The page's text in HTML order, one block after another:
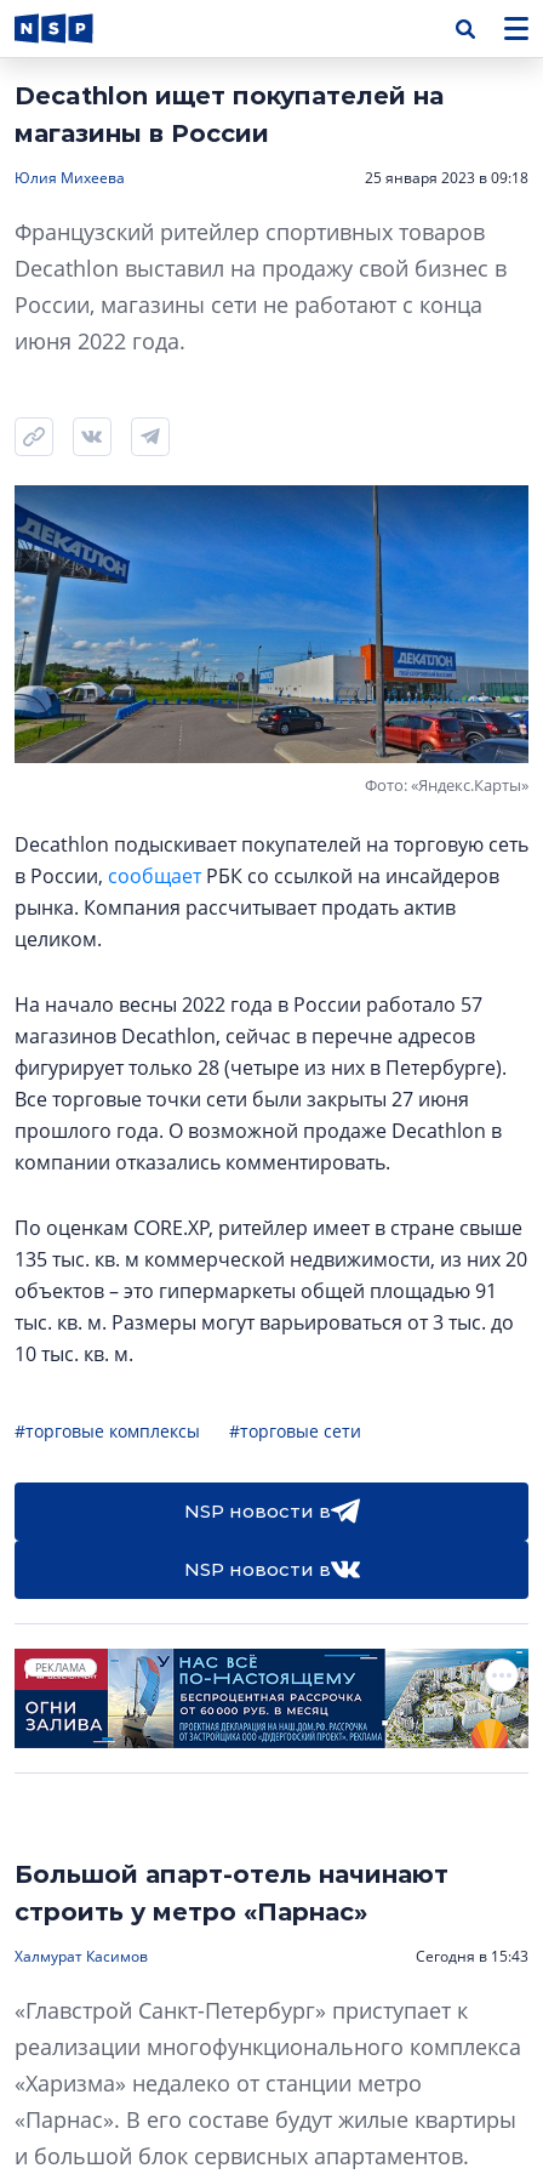
Decathlon ищет покупателей на
магазины в России
Юлия Михеева 25 января 2023 в 09:18
Французский ритейлер спортивных товаров
Decathlon выставил на продажу свой бизнес в
России, магазины сети не работают с конца
июня 2022 года.
Фото: «Яндекс.Карты»
Decathlon подыскивает покупателей на торговую сеть
в России, сообщаетРБК со ссылкой на инсайдеров
рынка. Компания рассчитывает продать актив
целиком.
На начало весны 2022 года в России работало 57
магазинов Decathlon, сейчас в перечне адресов
фигурирует только 28 (четыре из них в Петербурге).
Все торговые точки сети были закрыты 27 июня
прошлого года. О возможной продаже Decathlon в
компании отказались комментировать.
По оценкам CORE.XP, ритейлер имеет в стране свыше
135 тыс. кв. м коммерческой недвижимости, из них 20
объектов – это гипермаркеты общей площадью 91
тыс. кв. м. Размеры могут варьироваться от 3 тыс. до
10 тыс. кв. м.
#торговые комплексы #торговые сети
NSP новости в
NSP новости в
РЕКЛАМА
Большой апарт-отель начинают
строить у метро «Парнас»
Халмурат Касимов Сегодня в 15:43
«Главстрой Санкт-Петербург» приступает к
реализации многофункционального комплекса
«Харизма» недалеко от станции метро
«Парнас». В его составе будут жилые квартиры
и большой блок сервисных апартаментов.